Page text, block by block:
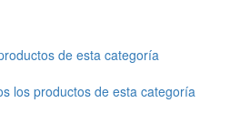
de esta categoría
los productos de esta categoría